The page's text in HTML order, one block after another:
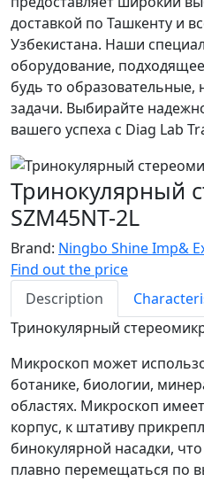
доставкой по Ташкенту и
Узбекистана. Наши
оборудование,
будь то образовательные,
задачи. Выбирайте
вашего успеха с Diag Lab
Тринокулярный
SZM45NT-2L
Brand: Ningbo Shine Imp&
Find out the price
Description
Тринокулярный
Микроскоп может
ботанике, биологии,
областях. Микроскоп
корпус, к штативу
бинокулярной насадки,
плавно перемещаться по